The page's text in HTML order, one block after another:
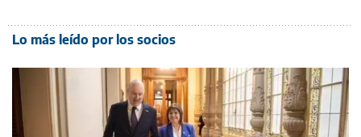
Lo más leído por los socios